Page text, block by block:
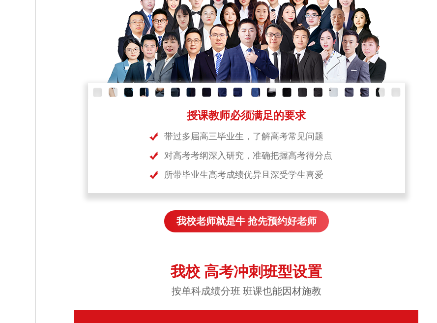
授课教师必须满足的要求
带过多届高三毕业生，了解高考常见问题
对高考考纲深入研究，准确把握高考得分点
所带毕业生高考成绩优异且深受学生喜爱
我校老师就是牛 抢先预约好老师
我校 高考冲刺班型设置
按单科成绩分班 班课也能因材施教